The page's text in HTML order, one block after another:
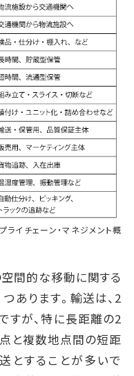
ライチェーン・マネジメント概
間的な移動に関する
あります。輸送は、2
すが、特に長距離の2
と複数地点間の短距
とすることが多いで